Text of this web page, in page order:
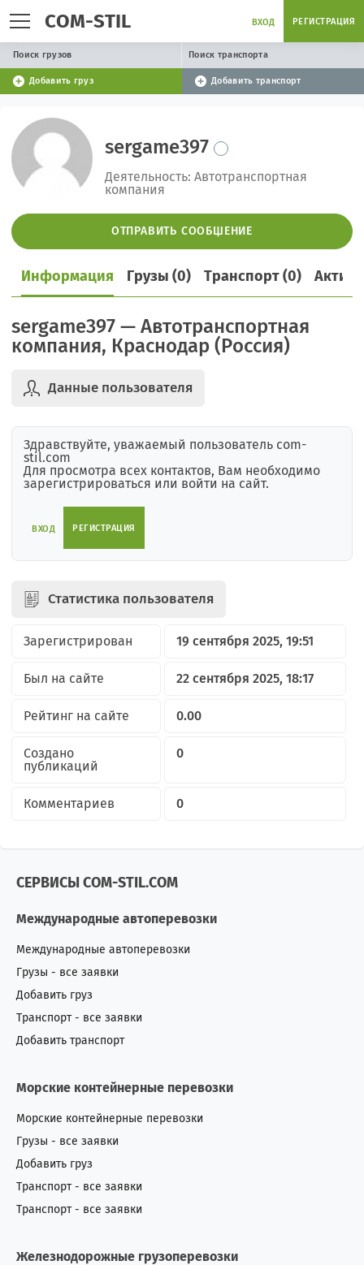
COM-STIL ВХОД РЕГИСТРАЦИЯ
Поиск грузов Поиск транспорта
Добавить груз Добавить транспорт
sergame397
Деятельность: Автотранспортная
компания
ОТПРАВИТЬ СООБЩЕНИЕ
Информация Грузы (0) Транспорт (0)
sergame397 — Автотранспортная
компания, Краснодар (Россия)
Данные пользователя
Здравствуйте, уважаемый пользователь com-
stil.com
Для просмотра всех контактов, Вам необходимо
зарегистрироваться или войти на сайт.
ВХОД РЕГИСТРАЦИЯ
Статистика пользователя
Зарегистрирован 19 сентября 2025, 19:51
Был на сайте 22 сентября 2025, 18:17
Рейтинг на сайте 0.00
Создано
публикаций
0
Комментариев 0
СЕРВИСЫ COM-STIL.COM
Международные автоперевозки
Международные автоперевозки
Грузы - все заявки
Добавить груз
Транспорт - все заявки
Добавить транспорт
Морские контейнерные перевозки
Морские контейнерные перевозки
Грузы - все заявки
Добавить груз
Транспорт - все заявки
Транспорт - все заявки
Железнодорожные грузоперевозки